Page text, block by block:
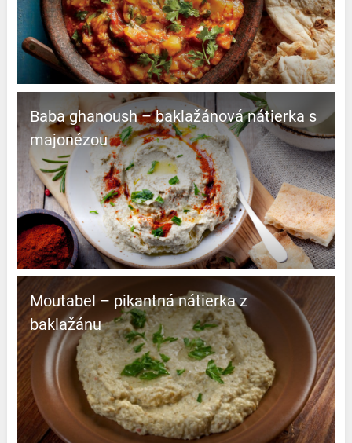
Baba ghanoush – baklažánová nátierka s
majonézou
Moutabel – pikantná nátierka z
baklažánu